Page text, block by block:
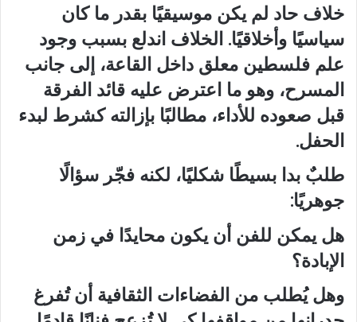
خلاف حاد لم يكن موسيقيًا بقدر ما كان
سياسيًا وأخلاقيًا. الخلاف اندلع بسبب وجود
علم فلسطين معلق داخل القاعة، إلى جانب
المسرح، وهو ما اعترض عليه قائد الفرقة
قبل صعوده للأداء، مطالبًا بإزالته كشرط لبدء
الحفل.
طلبٌ بدا بسيطًا شكليًا، لكنه فجّر سؤالًا
جوهريًا:
هل يمكن للفن أن يكون محايدًا في زمن
الإبادة؟
وهل يُطلب من الفضاءات الثقافية أن تُفرغ